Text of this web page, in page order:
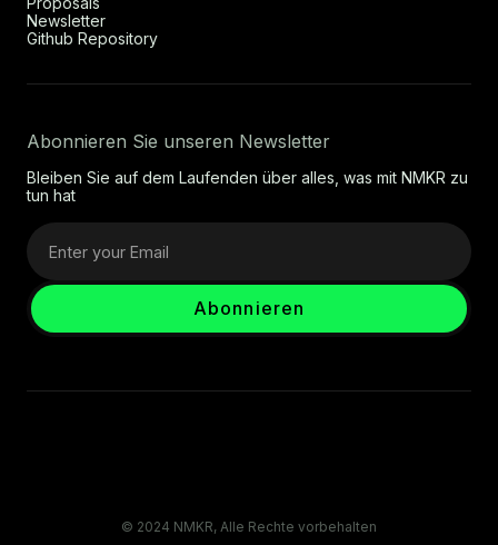
Newsletter
Github Repository
Abonnieren Sie unseren Newsletter
Bleiben Sie auf dem Laufenden über alles, was mit NMKR zu
tun hat
© 2024 NMKR, Alle Rechte vorbehalten